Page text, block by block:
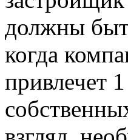
должны
когда
привлечет